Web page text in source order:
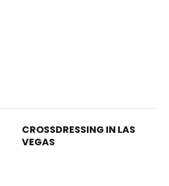
CROSSDRESSING IN LAS
VEGAS